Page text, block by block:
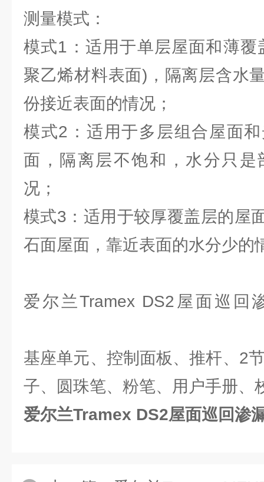
测量模式：
模式1：适用于单层屋面和薄覆
聚乙烯材料表面)，隔离层含水
份接近表面的情况；
模式2：适用于多层组合屋面
面，隔离层不饱和，水分只是
况；
模式3：适用于较厚覆盖层的屋
石面屋面，靠近表面的水分少的
爱尔兰Tramex DS2屋面巡回
基座单元、控制面板、推杆、2
子、圆珠笔、粉笔、用户手册、
爱尔兰Tramex DS2屋面巡回渗